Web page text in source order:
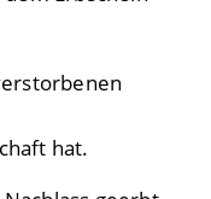
hat.